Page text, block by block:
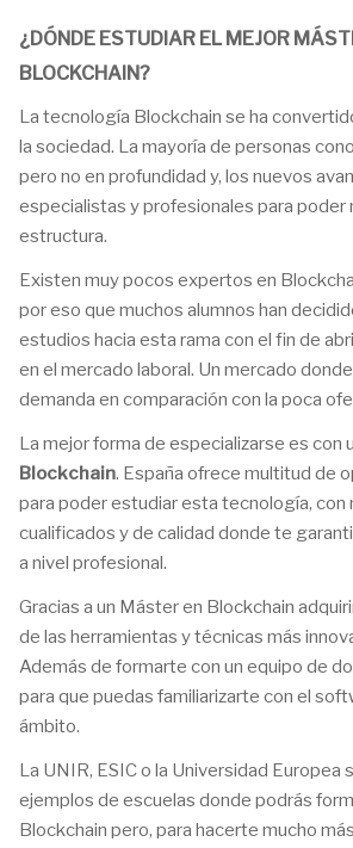
¿DÓNDE ESTUDIAR EL MEJOR
BLOCKCHAIN?
La tecnología Blockchain se ha
la sociedad. La mayoría de personas
pero no en profundidad y, los nuevos
especialistas y profesionales para poder
estructura.
Existen muy pocos expertos en
por eso que muchos alumnos han
estudios hacia esta rama con el fin de
en el mercado laboral. Un mercado
demanda en comparación con la poca
La mejor forma de especializarse es con
Blockchain. España ofrece multitud de
para poder estudiar esta tecnología, con
cualificados y de calidad donde te
a nivel profesional.
Gracias a un Máster en Blockchain
de las herramientas y técnicas más
Además de formarte con un equipo de
para que puedas familiarizarte con el
ámbito.
La UNIR, ESIC o la Universidad Europea
ejemplos de escuelas donde podrás
Blockchain pero, para hacerte mucho